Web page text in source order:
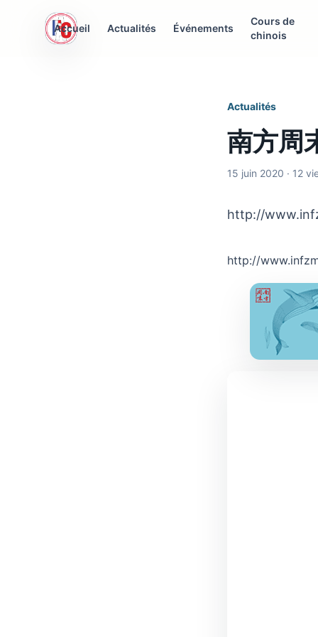
AFC Interculturelle
Accueil Actualités Événements
Cours de
chinois
Actualités
南方周
15 juin 2020 · 12
http://
http://